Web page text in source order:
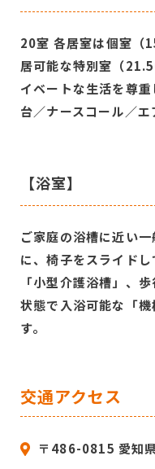
20室 各居室は個室（
居可能な特別室（
イベートな生活を尊
台／ナースコール／
【浴室】
ご家庭の浴槽に近い
に、椅子をスライド
「小型介護浴槽」、
状態で入浴可能な「
す。
交通アクセス
〒486-0815 愛知